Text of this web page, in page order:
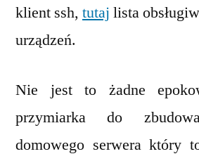
klient ssh, tutaj lista
urządzeń.
Nie jest to żadne
przymiarka do
domowego serwera który